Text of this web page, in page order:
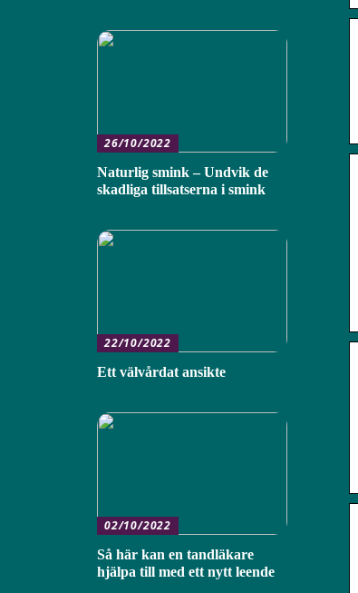
26/10/2022
Naturlig smink – Undvik de
skadliga tillsatserna i smink
22/10/2022
Ett välvårdat ansikte
02/10/2022
Så här kan en tandläkare
hjälpa till med ett nytt leende